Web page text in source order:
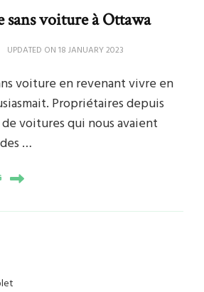
voiture à Ottawa
UPDATED ON 18 JANUARY 2023
voiture en revenant vivre en
Propriétaires depuis
voitures qui nous avaient
…